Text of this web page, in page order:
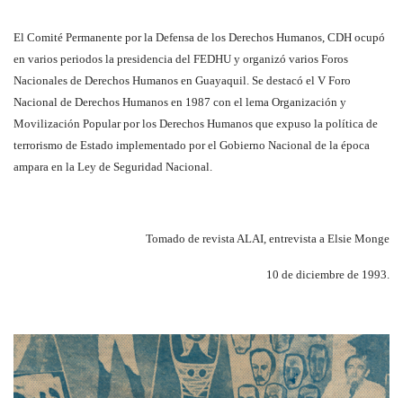
El Comité Permanente por la Defensa de los Derechos Humanos, CDH ocupó
en varios periodos la presidencia del FEDHU y organizó varios Foros
Nacionales de Derechos Humanos en Guayaquil. Se destacó el V Foro
Nacional de Derechos Humanos en 1987 con el lema Organización y
Movilización Popular por los Derechos Humanos que expuso la política de
terrorismo de Estado implementado por el Gobierno Nacional de la época
ampara en la Ley de Seguridad Nacional.
Tomado de revista ALAI, entrevista a Elsie Monge
10 de diciembre de 1993.